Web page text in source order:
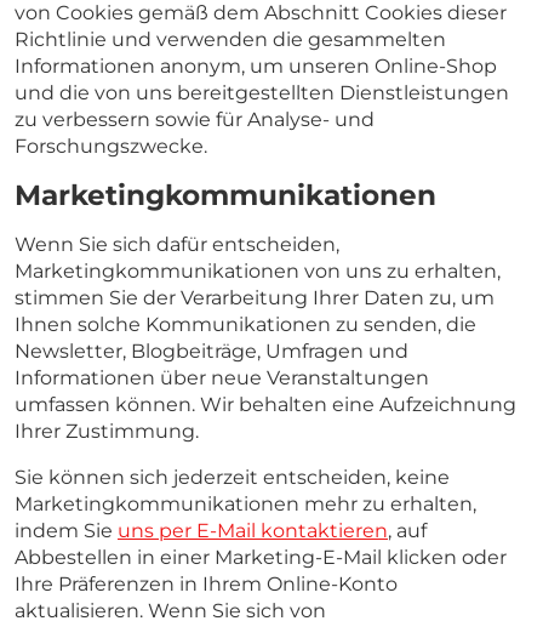
von Cookies gemäß dem Abschnitt Cookies dieser
Richtlinie und verwenden die gesammelten
Informationen anonym, um unseren Online-Shop
und die von uns bereitgestellten Dienstleistungen
zu verbessern sowie für Analyse- und
Forschungszwecke.
Marketingkommunikationen
Wenn Sie sich dafür entscheiden,
Marketingkommunikationen von uns zu erhalten,
stimmen Sie der Verarbeitung Ihrer Daten zu, um
Ihnen solche Kommunikationen zu senden, die
Newsletter, Blogbeiträge, Umfragen und
Informationen über neue Veranstaltungen
umfassen können. Wir behalten eine Aufzeichnung
Ihrer Zustimmung.
Sie können sich jederzeit entscheiden, keine
Marketingkommunikationen mehr zu erhalten,
indem Sie uns per E-Mail kontaktieren, auf
Abbestellen in einer Marketing-E-Mail klicken oder
Ihre Präferenzen in Ihrem Online-Konto
aktualisieren. Wenn Sie sich von